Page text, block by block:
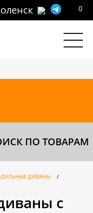
0
ПО ТОВАРАМ
ДИВАНЫ /
с